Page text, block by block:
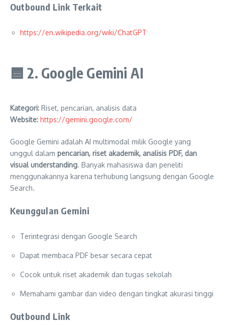
Outbound Link Terkait
https://en.wikipedia.org/wiki/ChatGPT
🟦2. Google Gemini AI
Kategori: Riset, pencarian, analisis data
Website: https://gemini.google.com/
Google Gemini adalah AI multimodal milik Google yang
unggul dalam pencarian, riset akademik, analisis PDF, dan
visual understanding. Banyak mahasiswa dan peneliti
menggunakannya karena terhubung langsung dengan Google
Search.
Keunggulan Gemini
Terintegrasi dengan Google Search
Dapat membaca PDF besar secara cepat
Cocok untuk riset akademik dan tugas sekolah
Memahami gambar dan video dengan tingkat akurasi tinggi
Outbound Link